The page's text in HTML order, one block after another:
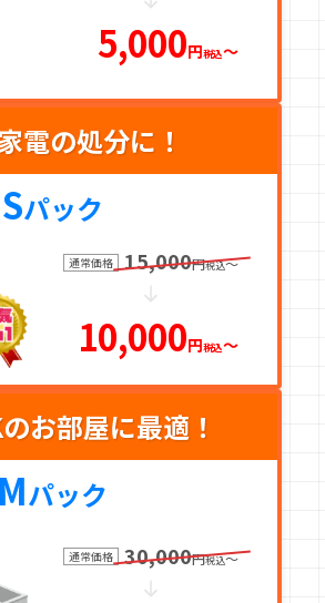
5,000円税込〜
電の処分に！
Sパック
通常価格 15,000円税込〜
10,000円税込〜
お部屋に最適！
Mパック
通常価格 30,000円税込〜